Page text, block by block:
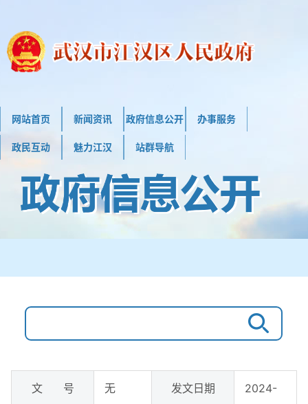
网站首页 新闻资讯 政府信息公开 办事服务
政民互动 魅力江汉 站群导航
文 号 无 发文日期
2024-